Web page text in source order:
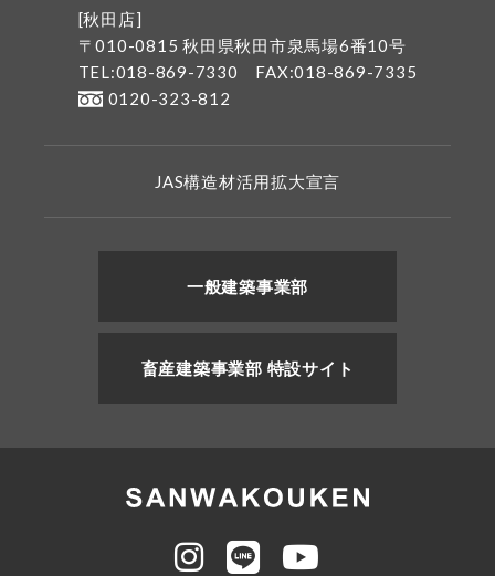
[秋田店]
〒010-0815 秋田県秋田市泉馬場6番10号
TEL:018-869-7330
FAX:018-869-7335
0120-323-812
JAS構造材活用拡大宣言
一般建築事業部
畜産建築事業部 特設サイト